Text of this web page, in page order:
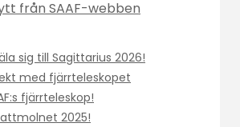
från SAAF-webben
sig till Sagittarius 2026!
med fjärrteleskopet
fjärrteleskop!
2025!